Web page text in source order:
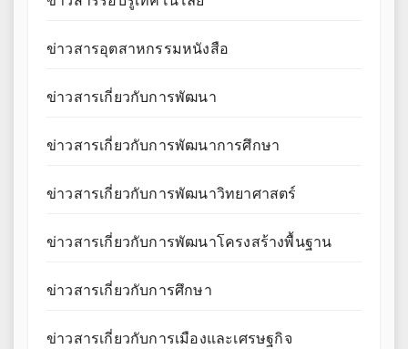
ข่าวสารอุตสาหกรรมหนังสือ
ข่าวสารเกี่ยวกับการพัฒนา
ข่าวสารเกี่ยวกับการพัฒนาการศึกษา
ข่าวสารเกี่ยวกับการพัฒนาวิทยาศาสตร์
ข่าวสารเกี่ยวกับการพัฒนาโครงสร้างพื้นฐาน
ข่าวสารเกี่ยวกับการศึกษา
ข่าวสารเกี่ยวกับการเมืองและเศรษฐกิจ